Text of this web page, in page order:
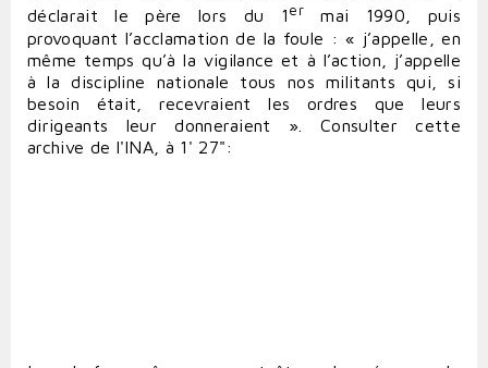
déclarait le père lors du 1er mai 1990, puis
provoquant l’acclamation de la foule : « j’appelle, en
même temps qu’à la vigilance et à l’action, j’appelle
à la discipline nationale tous nos militants qui, si
besoin était, recevraient les ordres que leurs
dirigeants leur donneraient ». Consulter cette
archive de l'INA, à 1' 27":